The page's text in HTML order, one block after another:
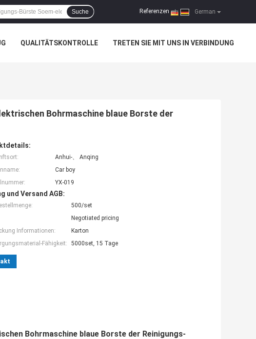
German
Referenzen |
Suche
QUALITÄTSKONTROLLE TRETEN SIE MIT UNS IN VERBINDUNG
Bohrmaschine blaue Borste der
Anhui-、 Anqing
Car boy
YX-019
und Versand AGB:
500/set
Negotiated pricing
Informationen:
Karton
Fähigkeit:
5000set, 15 Tage
Bohrmaschine blaue Borste der Reinigungs-